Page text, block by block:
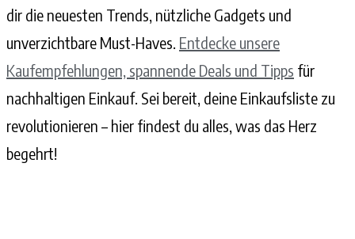
dir die neuesten Trends, nützliche Gadgets und
unverzichtbare Must-Haves. Entdecke unsere
Kaufempfehlungen, spannende Deals und Tipps für
nachhaltigen Einkauf. Sei bereit, deine Einkaufsliste zu
revolutionieren – hier findest du alles, was das Herz
begehrt!